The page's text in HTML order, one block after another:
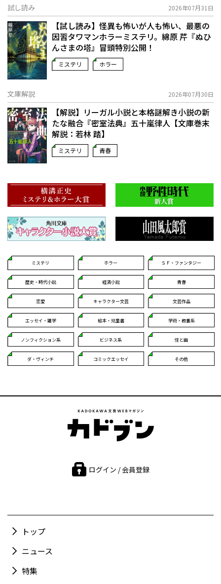
試し読み 2026年07月31日
【試し読み】怪異も怖いが人も怖い、最悪の
因習タワマンホラーミステリ。綿原 芹『ぬひ
んさまの塔』冒頭特別公開！
ミステリ ホラー
文庫解説 2026年07月30日
【解説】リーガル小説と本格謎解き小説の新
たな融合――『密室法典』五十嵐律人【文庫巻末
解説：若林 踏】
ミステリ 青春
ミステリ ホラー ＳＦ・ファンタジー
歴史・時代小説 経済小説 青春
恋愛 キャラクター文芸 文芸作品
エッセイ・雑学 絵本・児童書 学術・教養系
ノンフィクション系 ビジネス系 怪と幽
ダ・ヴィンチ コミックエッセイ その他
ログイン / 会員登録
トップ
ニュース
特集